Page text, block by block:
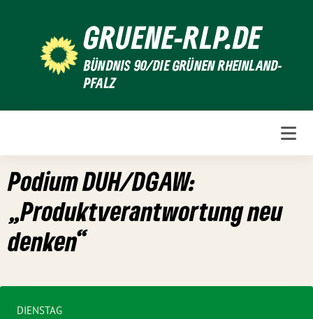
GRUENE-RLP.DE
BÜNDNIS 90/DIE GRÜNEN RHEINLAND-
PFALZ
Podium DUH/DGAW:
„Produktverantwortung neu
denken“
DIENSTAG